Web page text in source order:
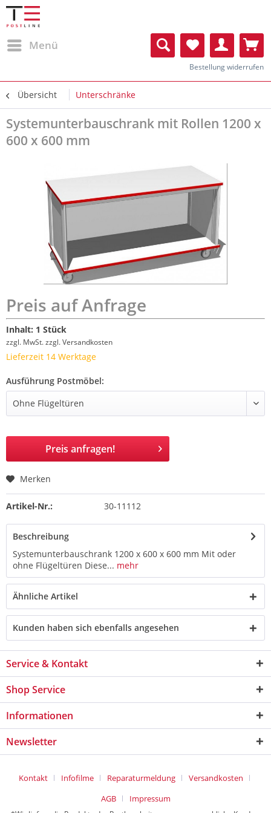
Menü
Bestellung widerrufen
Übersicht Unterschränke
Systemunterbauschrank mit Rollen 1200 x
600 x 600 mm
Preis auf Anfrage
Inhalt: 1 Stück
zzgl. MwSt.zzgl. Versandkosten
Lieferzeit 14 Werktage
Ausführung Postmöbel:
Preis anfragen!
Merken
Artikel-Nr.: 30-11112
Beschreibung
Systemunterbauschrank 1200 x 600 x 600 mm Mit oder
ohne Flügeltüren Diese... mehr
Ähnliche Artikel
Kunden haben sich ebenfalls angesehen
Service & Kontakt
Shop Service
Informationen
Newsletter
Kontakt Infofilme Reparaturmeldung
Versandkosten
AGB
Impressum